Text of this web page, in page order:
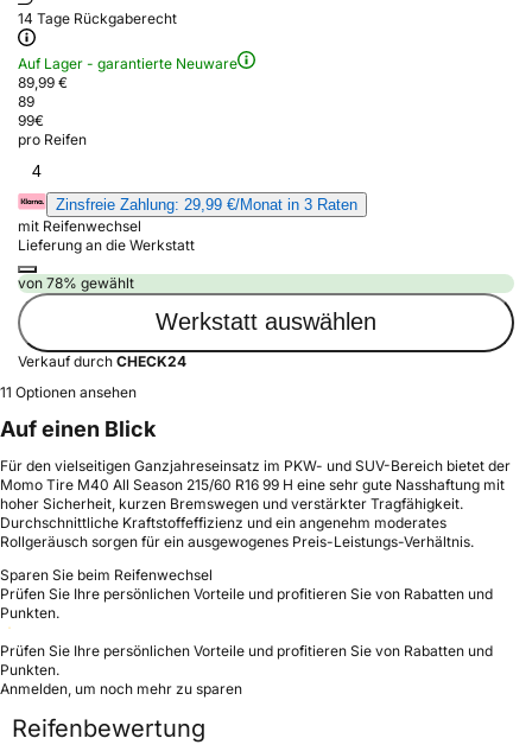
14 Tage Rückgaberecht
Auf Lager - garantierte Neuware
89,99 €
89
99€
pro Reifen
4
Zinsfreie Zahlung: 29,99 €/Monat in 3 Raten
mit Reifenwechsel
Lieferung an die Werkstatt
von 78% gewählt
Werkstatt auswählen
Verkauf durch CHECK24
11 Optionen ansehen
Auf einen Blick
Für den vielseitigen Ganzjahreseinsatz im PKW- und SUV-Bereich bietet der
Momo Tire M40 All Season 215/60 R16 99 H eine sehr gute Nasshaftung mit
hoher Sicherheit, kurzen Bremswegen und verstärkter Tragfähigkeit.
Durchschnittliche Kraftstoffeffizienz und ein angenehm moderates
Rollgeräusch sorgen für ein ausgewogenes Preis-Leistungs-Verhältnis.
Sparen Sie beim Reifenwechsel
Prüfen Sie Ihre persönlichen Vorteile und profitieren Sie von Rabatten und
Punkten.
Prüfen Sie Ihre persönlichen Vorteile und profitieren Sie von Rabatten und
Punkten.
Anmelden, um noch mehr zu sparen
Reifenbewertung